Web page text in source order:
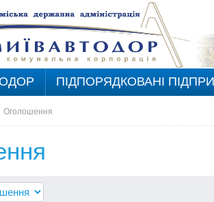
ПІДПОРЯДКОВАНІ
Оголошення